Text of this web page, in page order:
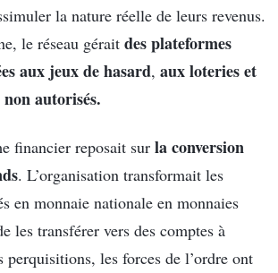
la nature réelle de leurs revenus.
le réseau gérait des plateformes
aux jeux de hasard, aux loteries et
autorisés.
financier reposait sur la conversion
. L’organisation transformait les
en monnaie nationale en monnaies
les transférer vers des comptes à
perquisitions, les forces de l’ordre ont